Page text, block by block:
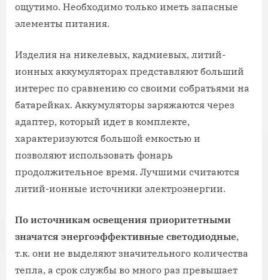
ощутимо. Необходимо только иметь запасные
элементы питания.
Изделия на никелевых, кадмиевых, литий-
ионных аккумуляторах представляют больший
интерес по сравнению со своими собратьями на
батарейках. Аккумуляторы заряжаются через
адаптер, который идет в комплекте,
характеризуются большой емкостью и
позволяют использовать фонарь
продолжительное время. Лучшими считаются
литий-ионные источники электроэнергии.
По источникам освещения приоритетными
значатся энергоэффективные светодиодные,
т.к. они не выделяют значительного количества
тепла, а срок службы во много раз превышает